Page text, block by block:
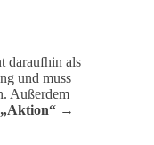
daraufhin als
und muss
Außerdem
„Aktion“ →